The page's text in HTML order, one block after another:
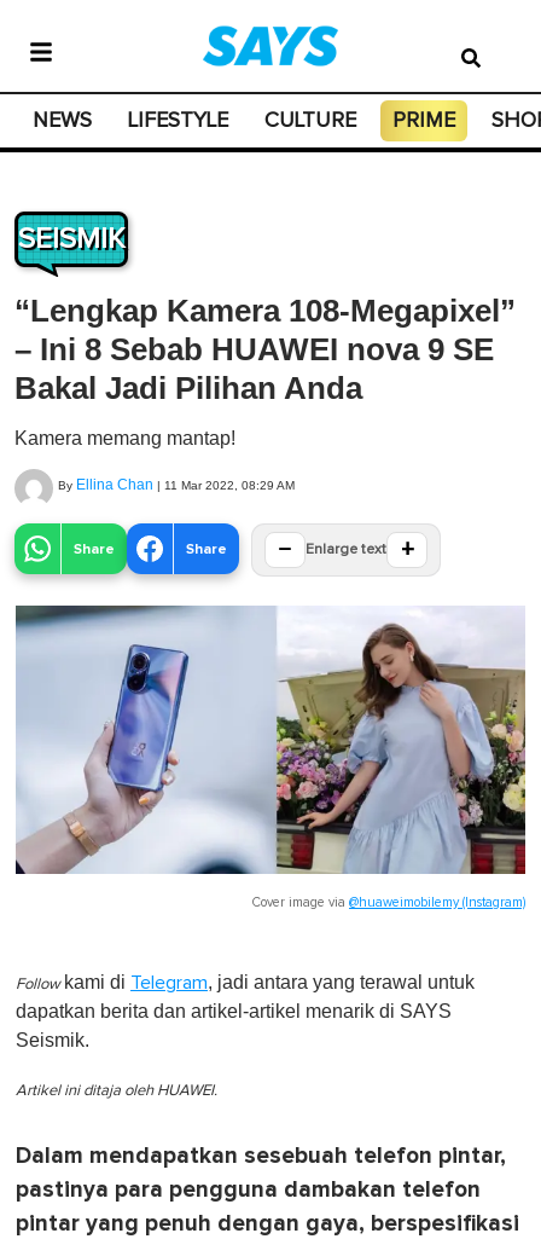
NEWS LIFESTYLE CULTURE PRIME
SEISMIK
“Lengkap Kamera 108-Megapixel”
– Ini 8 Sebab HUAWEI nova 9 SE
Bakal Jadi Pilihan Anda
Kamera memang mantap!
By Ellina Chan | 11 Mar 2022, 08:29 AM
Share Share − Enlarge text +
Cover image via @huaweimobilemy (Instagram)
Follow kami di Telegram, jadi antara yang terawal untuk
dapatkan berita dan artikel-artikel menarik di SAYS
Seismik.
Artikel ini ditaja oleh HUAWEI.
Dalam mendapatkan sesebuah telefon pintar,
pastinya para pengguna dambakan telefon
pintar yang penuh dengan gaya, berspesifikasi